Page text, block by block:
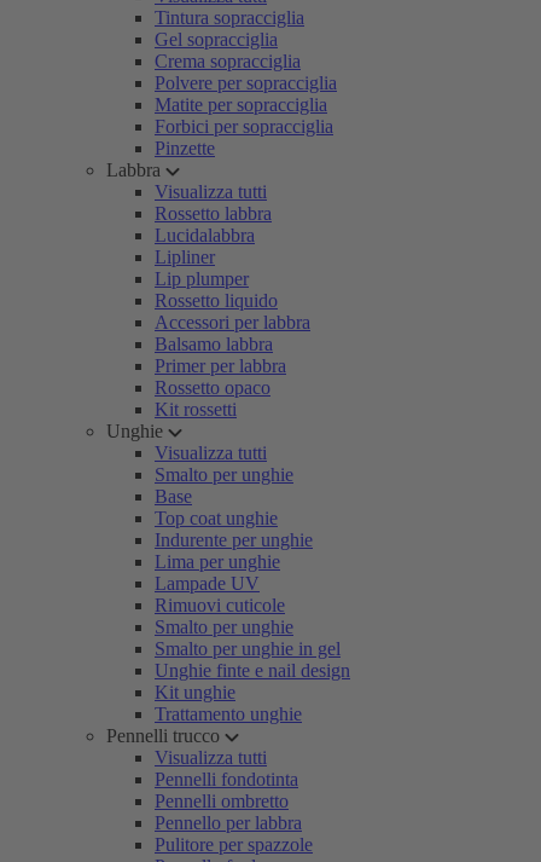
Tintura sopracciglia
Gel sopracciglia
Crema sopracciglia
Polvere per sopracciglia
Matite per sopracciglia
Forbici per sopracciglia
Pinzette
Labbra
Visualizza tutti
Rossetto labbra
Lucidalabbra
Lipliner
Lip plumper
Rossetto liquido
Accessori per labbra
Balsamo labbra
Primer per labbra
Rossetto opaco
Kit rossetti
Unghie
Visualizza tutti
Smalto per unghie
Base
Top coat unghie
Indurente per unghie
Lima per unghie
Lampade UV
Rimuovi cuticole
Smalto per unghie
Smalto per unghie in gel
Unghie finte e nail design
Kit unghie
Trattamento unghie
Pennelli trucco
Visualizza tutti
Pennelli fondotinta
Pennelli ombretto
Pennello per labbra
Pulitore per spazzole